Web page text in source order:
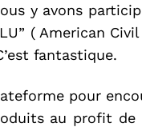
y avons
( American
fantastique.
pour
au profit de